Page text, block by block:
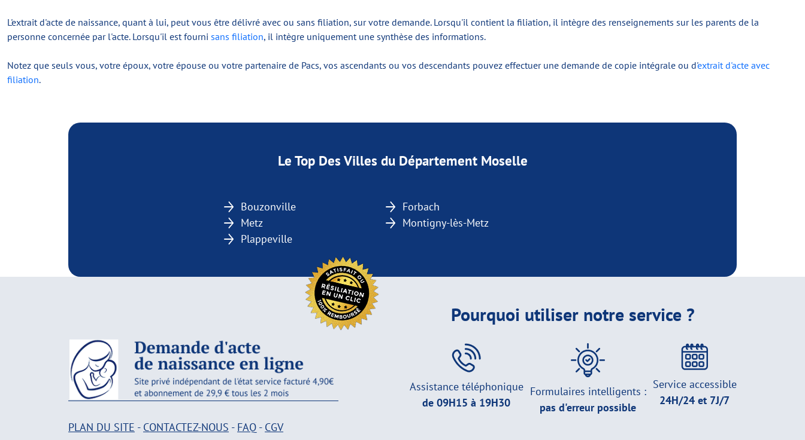
L'extrait d'acte de naissance, quant à lui, peut vous être délivré avec ou sans filiation, sur votre demande. Lorsqu'il contient la filiation, il intègre des renseignements sur les parents de la
personne concernée par l'acte. Lorsqu'il est fourni sans filiation, il intègre uniquement une synthèse des informations.
Notez que seuls vous, votre époux, votre épouse ou votre partenaire de Pacs, vos ascendants ou vos descendants pouvez effectuer une demande de copie intégrale ou d'extrait d'acte avec
filiation.
Le Top Des Villes du Département Moselle
Bouzonville
Forbach
Metz
Montigny-lès-Metz
Plappeville
PLAN DU SITE - CONTACTEZ-NOUS - FAQ - CGV
Pourquoi utiliser notre service ?
Assistance téléphonique
de 09H15 à 19H30
Formulaires intelligents :
pas d'erreur possible
Service accessible
24H/24 et 7J/7